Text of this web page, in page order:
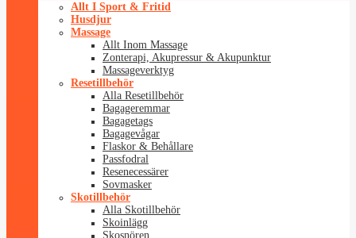
Allt I Sport & Fritid
Husdjur
Massage
Allt Inom Massage
Zonterapi, Akupressur & Akupunktur
Massageverktyg
Resetillbehör
Alla Resetillbehör
Bagageremmar
Bagagetags
Bagagevågar
Flaskor & Behållare
Passfodral
Resenecessärer
Sovmasker
Skotillbehör
Alla Skotillbehör
Skoinlägg
Skosnören